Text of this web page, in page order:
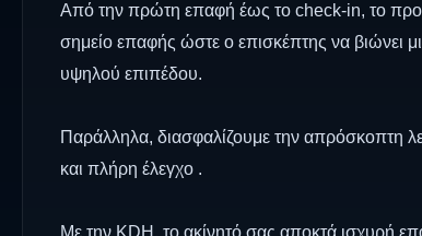
Από την πρώτη επαφή έως το check-in, το
σημείο επαφής ώστε ο επισκέπτης να βιώνει
υψηλού επιπέδου.
Παράλληλα, διασφαλίζουμε την απρόσκοπτη
και πλήρη έλεγχο .
Με την KDH, το ακίνητό σας αποκτά ισχυρή